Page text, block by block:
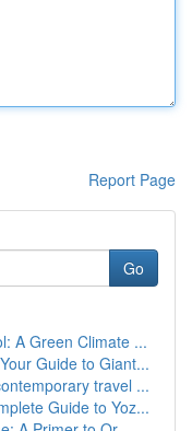
Report Page
Go
A Green Climate ...
Guide to Giant...
travel ...
Guide to Yoz...